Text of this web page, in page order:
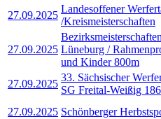
27.09.2025
Landesoffener
/Kreismeisterschaften
27.09.2025 Lüneburg /
und Kinder 800m
27.09.2025
33. Sächsischer
SG Freital-Weißig
27.09.2025 Schönberger